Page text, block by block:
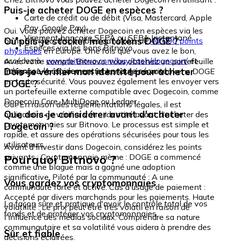
Carte de crédit ou de débit (Visa, Mastercard, Apple
Pay, Google Pay)
Virement bancaire SEPA ou SEPA Instantané
Espèces via les bons Bitnovo
Puis-je acheter DOGE en espèces ?
Oui. Vous pouvez acheter Dogecoin en espèces via les
bons Bitnovo, disponibles dans plus de40 000 points
physiquesen Europe. Une fois que vous avez le bon,
accédez à : www.bitnovo.com/buy/cash/dogecoin/et
échangez-le rapidement et en toute sécurité.
Où puis-je stocker mes tokens DOGE ?
Avec votre compte Bitnovo, vous obtenez un portefeuille
intégré où vous pouvez stocker et gérer vos tokens DOGE
en toute sécurité. Vous pouvez également les envoyer vers
un portefeuille externe compatible avec Dogecoin, comme
Dogecoin Core, MultiDoge ou Ledger.
Dois-je vérifier mon identité pour acheter
DOGE ?
Oui. En raison des réglementations légales, il est
obligatoire de vérifier votre identité avant d'acheter des
cryptomonnaies sur Bitnovo. Le processus est simple et
rapide, et assure des opérations sécurisées pour tous les
utilisateurs.
Que dois-je considérer avant d'acheter
Dogecoin ?
Avant d'investir dans Dogecoin, considérez les points
suivants : Cryptomonnaie mème : DOGE a commencé
comme une blague mais a gagné une adoption
significative. Piloté par la communauté : A une
communauté forte et active. Cas d'usage de paiement :
Accepté par divers marchands pour les paiements. Haute
volatilité : Le prix peut être très volatil en raison de
l'influence des médias sociaux. Comprendre sa nature
communautaire et sa volatilité vous aidera à prendre des
décisions éclairées.
Pourquoi Bitnovo ?
Vous gardez vos cryptomonnaies
La façon sûre et pratique d'avoir le contrôle total de vos
fonds et de protéger vos cryptomonnaies.
Sûr et fiable